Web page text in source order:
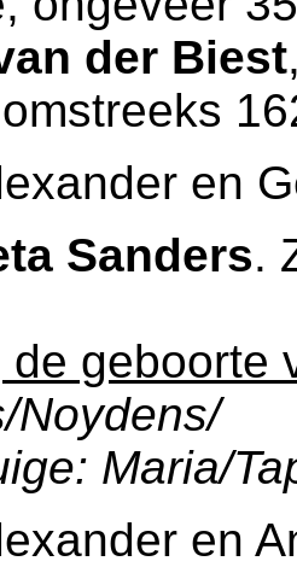
der Biest
en
Sanders.
de geboorte
Noydens/
Maria/
en